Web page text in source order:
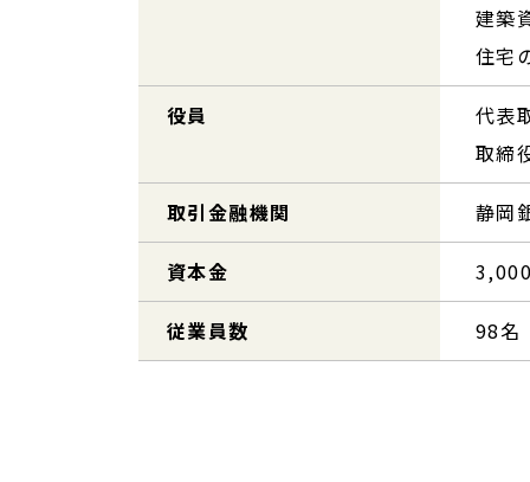
建築
住宅
役員
代表
取
取引金融機関 静岡
資本金
従業員数 98名